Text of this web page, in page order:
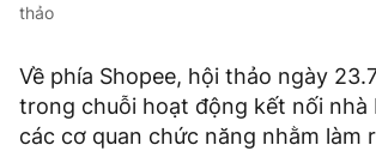
thảo
Về phía Shopee, hội thảo ngày
trong chuỗi hoạt động kết nối nhà
các cơ quan chức năng nhằm làm